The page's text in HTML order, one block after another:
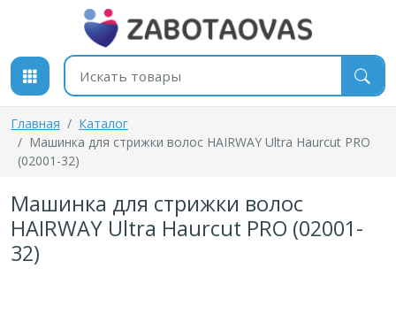
К содержимому
Поиск товаров
Главная
Каталог
Машинка для стрижки волос HAIRWAY Ultra Haurcut PRO
(02001-32)
Машинка для стрижки волос
HAIRWAY Ultra Haurcut PRO (02001-
32)